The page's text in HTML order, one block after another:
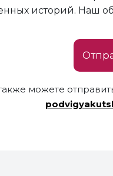
историй. Наш
можете